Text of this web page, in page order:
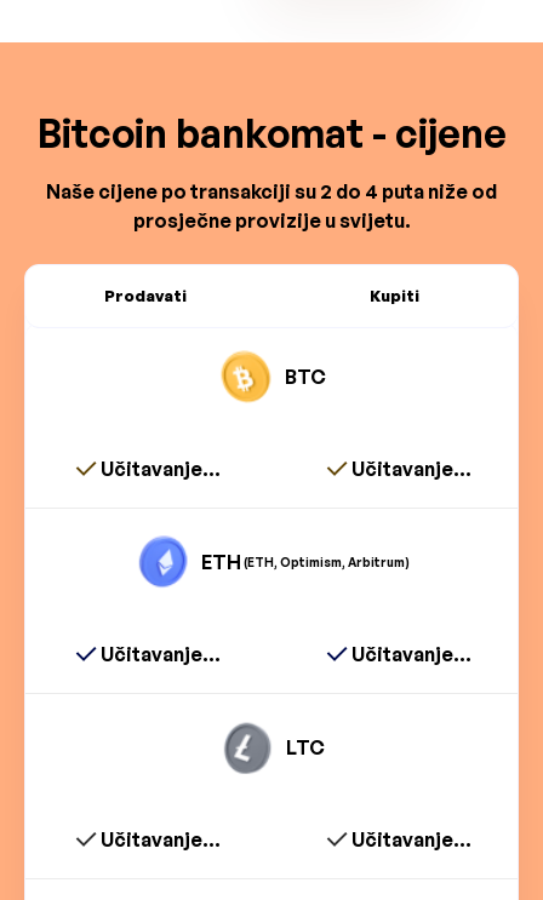
Bitcoin bankomat - cijene
Naše cijene po transakciji su 2 do 4 puta niže od
prosječne provizije u svijetu.
Prodavati Kupiti
BTC
Učitavanje... Učitavanje...
ETH (ETH, Optimism, Arbitrum)
Učitavanje... Učitavanje...
LTC
Učitavanje... Učitavanje...